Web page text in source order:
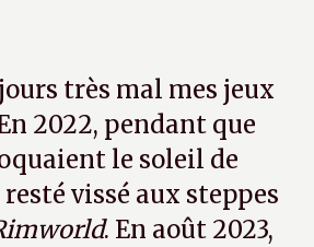
très mal mes jeux
2022, pendant que
le soleil de
vissé aux steppes
. En août 2023,